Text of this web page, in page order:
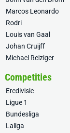
Marcos Leonardo
Rodri
Louis van Gaal
Johan Cruijff
Michael Reiziger
Competities
Eredivisie
Ligue 1
Bundesliga
Laliga